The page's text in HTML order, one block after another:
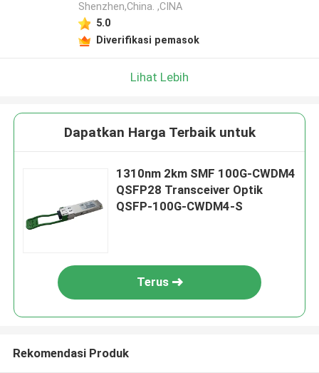
Shenzhen,China. ,CINA
5.0
Diverifikasi pemasok
Lihat Lebih
Dapatkan Harga Terbaik untuk
1310nm 2km SMF 100G-CWDM4
QSFP28 Transceiver Optik
QSFP-100G-CWDM4-S
Terus
Rekomendasi Produk